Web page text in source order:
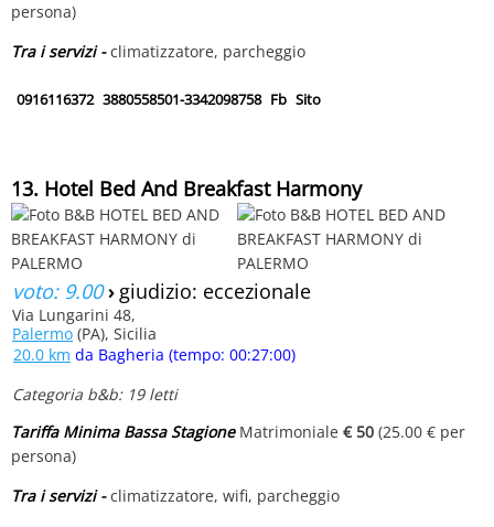
persona)
Tra i servizi -climatizzatore, parcheggio
0916116372 3880558501-3342098758 Fb Sito
13. Hotel Bed And Breakfast Harmony
voto: 9.00› giudizio: eccezionale
Via Lungarini 48,
Palermo (PA), Sicilia
20.0 km da Bagheria (tempo: 00:27:00)
Categoria b&b: 19 letti
Tariffa Minima Bassa StagioneMatrimoniale € 50 (25.00 € per
persona)
Tra i servizi -climatizzatore, wifi, parcheggio